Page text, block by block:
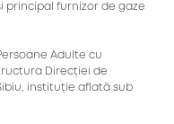
principal furnizor de gaze
Adulte cu
Direcției de
instituție aflată sub